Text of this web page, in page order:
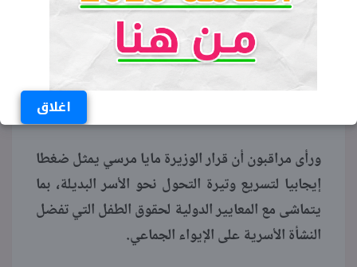
اغلاق
مستقبل الرعاية الاجتماعية في
تستهدف الخطط الحكومية المقبلة التوسع في
منظومة الكفالة، لتغطية أكبر عدد ممكن من الأطفال
ورأى مراقبون أن قرار الوزيرة مايا مرسي يمثل ضغطا
إيجابيا لتسريع وتيرة التحول نحو الأسر البديلة، بما
يتماشى مع المعايير الدولية لحقوق الطفل التي تفضل
النشأة الأسرية على الإيواء الجماعي.